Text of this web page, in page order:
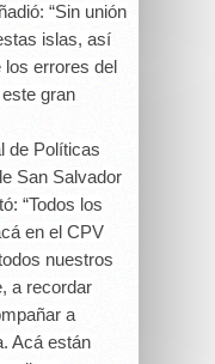
“Sin unión
islas, así
los errores del
gran
de Políticas
San Salvador
“Todos los
en el CPV
nuestros
a recordar
a
Acá están